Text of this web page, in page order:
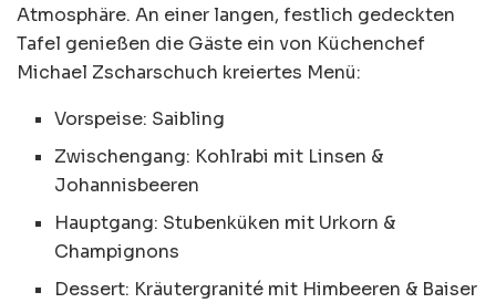
Atmosphäre. An einer langen, festlich gedeckten
Tafel genießen die Gäste ein von Küchenchef
Michael Zscharschuch kreiertes Menü:
Vorspeise: Saibling
Zwischengang: Kohlrabi mit Linsen &
Johannisbeeren
Hauptgang: Stubenküken mit Urkorn &
Champignons
Dessert: Kräutergranité mit Himbeeren & Baiser